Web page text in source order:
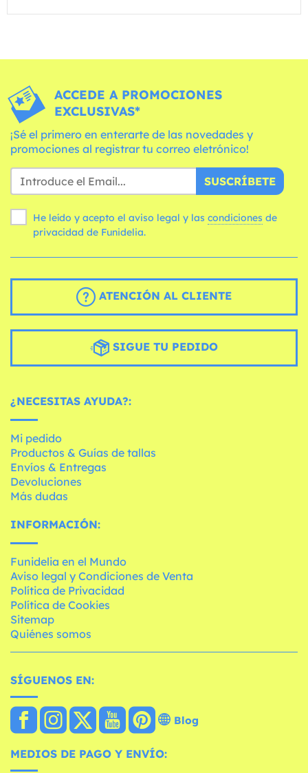
ACCEDE A PROMOCIONES
EXCLUSIVAS*
¡Sé el primero en enterarte de las novedades y
promociones al registrar tu correo eletrónico!
SUSCRÍBETE
He leído y acepto el aviso legal y las condiciones
privacidad de Funidelia.
ATENCIÓN AL CLIENTE
SIGUE TU PEDIDO
¿NECESITAS AYUDA?:
Mi pedido
Productos & Guías de tallas
Envíos & Entregas
Devoluciones
Más dudas
INFORMACIÓN:
Funidelia en el Mundo
Aviso legal y Condiciones de Venta
Política de Privacidad
Política de Cookies
Sitemap
Quiénes somos
SÍGUENOS EN:
Blog
MEDIOS DE PAGO Y ENVÍO: